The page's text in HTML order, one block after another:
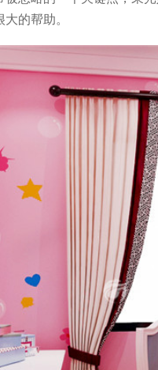
的帮助。